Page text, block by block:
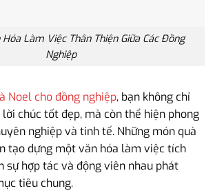
Hóa Làm Việc Thân Thiện Giữa Các Đồng
Nghiệp
Noel cho đồng nghiệp, bạn không chỉ
chúc tốt đẹp, mà còn thể hiện phong
nghiệp và tinh tế. Những món quà
tạo dựng một văn hóa làm việc tích
sự hợp tác và động viên nhau phát
tiêu chung.